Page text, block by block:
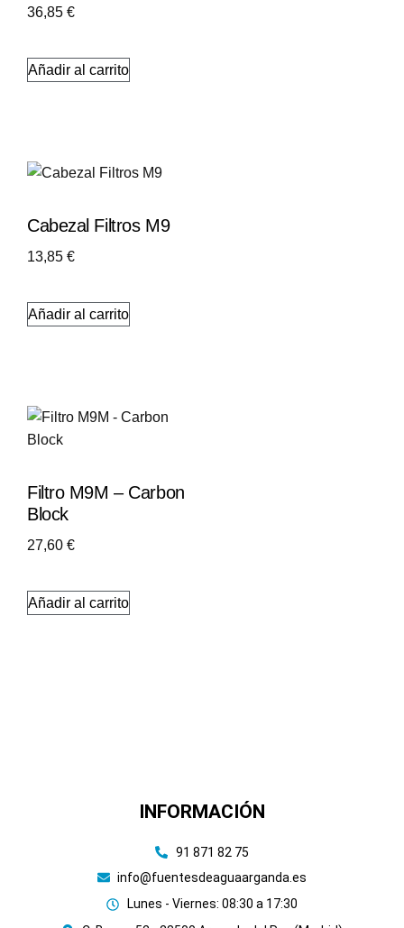
36,85 €
Añadir al carrito
Cabezal Filtros M9
13,85 €
Añadir al carrito
Filtro M9M – Carbon
Block
27,60 €
Añadir al carrito
INFORMACIÓN
91 871 82 75
info@fuentesdeaguaarganda.es
Lunes - Viernes: 08:30 a 17:30